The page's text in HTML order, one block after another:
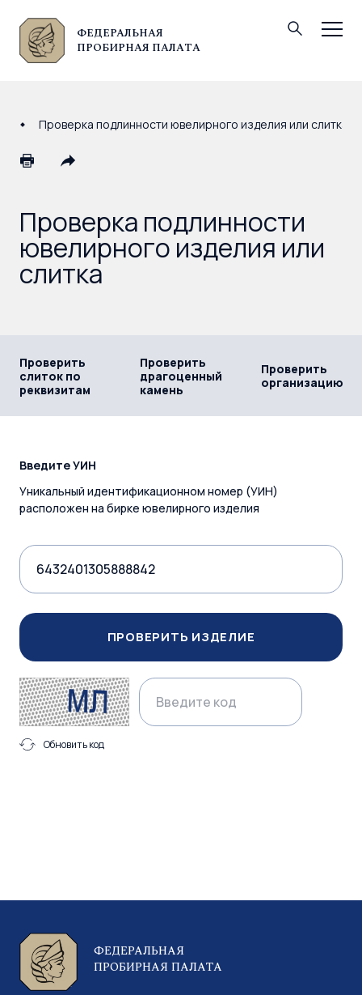
ФЕДЕРАЛЬНАЯ
ПРОБИРНАЯ ПАЛАТА
© Федеральная пробирная палата, 2026
Проверка подлинности ювелирного изделия или слитка
Проверка подлинности
ювелирного изделия или
слитка
Проверить
слиток по
реквизитам
Проверить
драгоценный
камень
Проверить
организацию
Введите УИН
Уникальный идентификационном номер (УИН)
расположен на бирке ювелирного изделия
ПРОВЕРИТЬ ИЗДЕЛИЕ
Обновить код
ФЕДЕРАЛЬНАЯ
ПРОБИРНАЯ ПАЛАТА